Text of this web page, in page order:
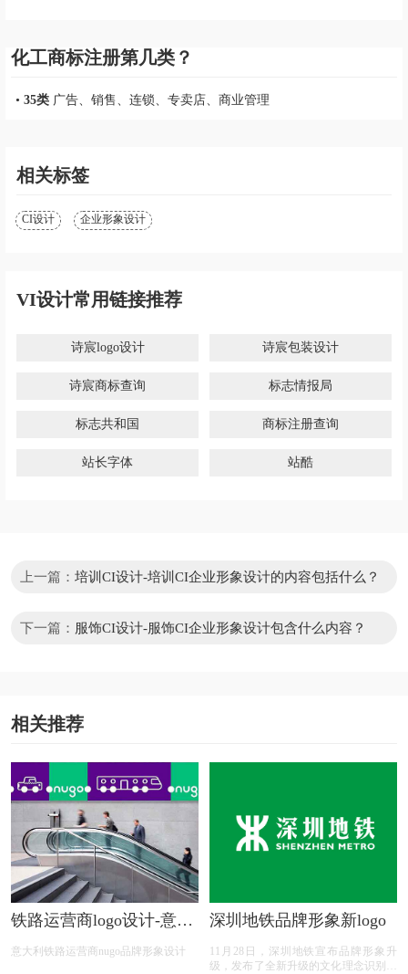
化工商标注册第几类？
• 35类 广告、销售、连锁、专卖店、商业管理
相关标签
CI设计 企业形象设计
VI设计常用链接推荐
诗宸logo设计 诗宸包装设计
诗宸商标查询 标志情报局
标志共和国 商标注册查询
站长字体 站酷
上一篇： 培训CI设计-培训CI企业形象设计的内容包括什么？
下一篇： 服饰CI设计-服饰CI企业形象设计包含什么内容？
相关推荐
铁路运营商logo设计-意大
象设计
意大利铁路运营商nugo品牌形象设计
深圳地铁品牌形象新logo
11月28日，深圳地铁宣布品牌形象升
级，发布了全新升级的文化理念识别系